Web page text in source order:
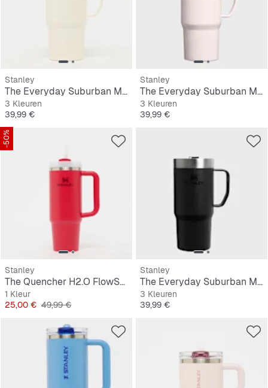
Stanley
The Everyday Suburban Mug | 0,47L
3 Kleuren
Prijs
39,99 €
Stanley
The Everyday Suburban Mug | 0,5L
3 Kleuren
Prijs
39,99 €
-50%
Stanley
The Quencher H2.O FlowState Tumbler 0,9L
1 Kleur
Prijs
25,00 € Originele Prijs
49,99 €
Stanley
The Everyday Suburban Mug | 0,5L
3 Kleuren
Prijs
39,99 €